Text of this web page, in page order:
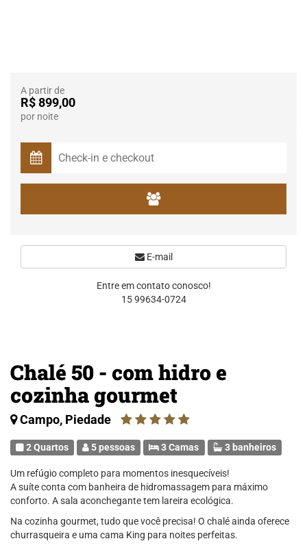
Chalé 50 - com hidro e
cozinha gourmet
Campo, Piedade
2 Quartos 5 pessoas 3 Camas 3 banheiros
Um refúgio completo para momentos inesquecíveis!
A suíte conta com banheira de hidromassagem para máximo
conforto. A sala aconchegante tem lareira ecológica.
Na cozinha gourmet, tudo que você precisa! O chalé ainda oferece
churrasqueira e uma cama King para noites perfeitas.
A partir de
R$ 899,00
por noite
E-mail
Entre em contato conosco!
15 99634-0724